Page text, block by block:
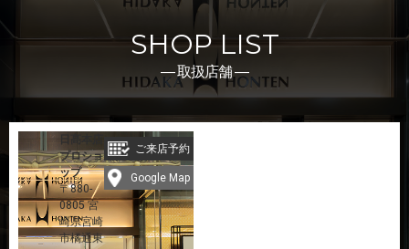
SHOP LIST
― 取扱店舗 ―
日髙本店
プロショ
ップ
〒880-
0805 宮
崎県宮崎
市橘通東
ご来店予約
Google Map